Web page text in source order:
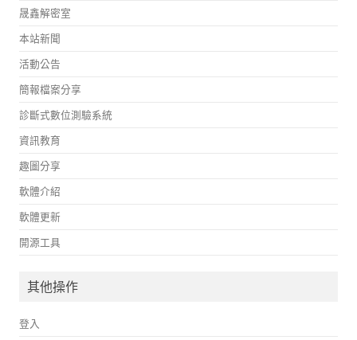
晟鑫解密室
本站新聞
活動公告
簡報檔案分享
診斷式數位測驗系統
資訊教育
趣圖分享
軟體介紹
軟體更新
開源工具
其他操作
登入